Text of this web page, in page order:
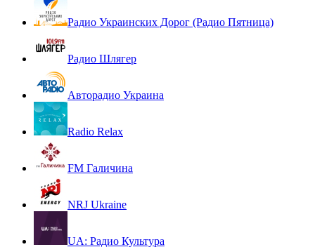
Радио Украинских Дорог (Радио Пятница)
Радио Шлягер
Авторадио Украина
Radio Relax
FM Галичина
NRJ Ukraine
UA: Радио Культура